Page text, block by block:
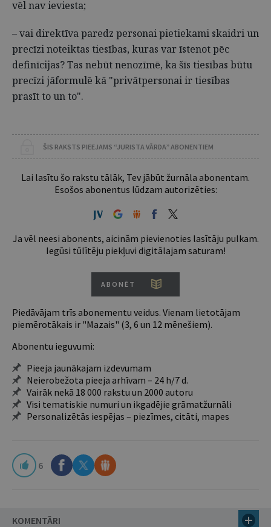
vēl nav ieviesta;
– vai direktīva paredz personai pietiekami skaidri un
precīzi noteiktas tiesības, kuras var īstenot pēc
definīcijas? Tas nebūt nenozīmē, ka šīs tiesības būtu
precīzi jāformulē kā "privātpersonai ir tiesības
prasīt to un to".
ŠIS RAKSTS PIEEJAMS “JURISTA VĀRDA” ABONENTIEM
Lai lasītu šo rakstu tālāk, Tev jābūt žurnāla abonentam.
Esošos abonentus lūdzam autorizēties:
Ja vēl neesi abonents, aicinām pievienoties lasītāju pulkam.
Iegūsi tūlītēju piekļuvi digitālajam saturam!
ABONĒT
Piedāvājam trīs abonementu veidus. Vienam lietotājam
piemērotākais ir "Mazais" (3, 6 un 12 mēnešiem).
Abonentu ieguvumi:
Pieeja jaunākajam izdevumam
Neierobežota pieeja arhīvam – 24 h/7 d.
Vairāk nekā 18 000 rakstu un 2000 autoru
Visi tematiskie numuri un ikgadējie grāmatžurnāli
Personalizētās iespējas – piezīmes, citāti, mapes
6
KOMENTĀRI